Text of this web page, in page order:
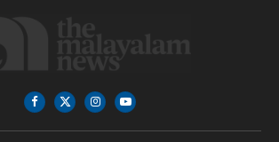
Facebook
X
(Twitter)
InstagramYouTube